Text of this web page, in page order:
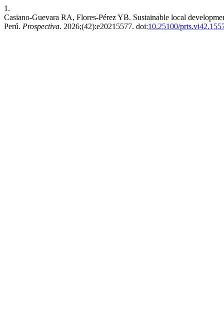
1.
Casiano-Guevara RA, Flores-Pérez YB. Sustainable local
Perú. Prospectiva. 2026;(42):e20215577. doi:10.25100/